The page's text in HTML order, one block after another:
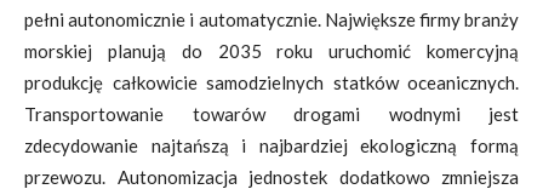
pełni autonomicznie i automatycznie. Największe firmy branży
morskiej planują do 2035 roku uruchomić komercyjną
produkcję całkowicie samodzielnych statków oceanicznych.
Transportowanie towarów drogami wodnymi jest
zdecydowanie najtańszą i najbardziej ekologiczną formą
przewozu. Autonomizacja jednostek dodatkowo zmniejsza